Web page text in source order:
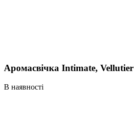
Аромасвічка Intimate, Vellutier
В наявності